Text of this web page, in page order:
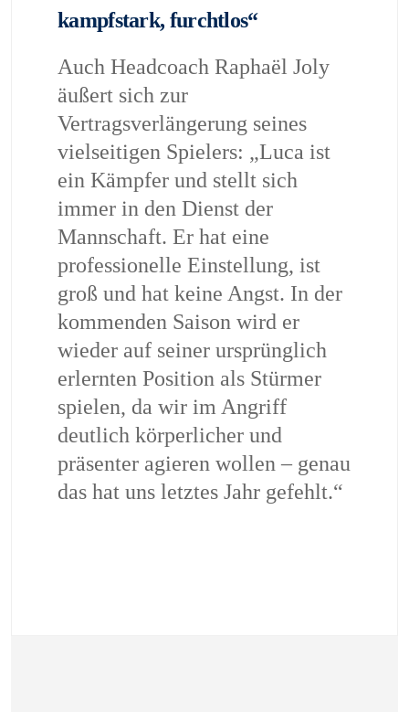
kampfstark, furchtlos“
Auch Headcoach Raphaël Joly
äußert sich zur
Vertragsverlängerung seines
vielseitigen Spielers: „Luca ist
ein Kämpfer und stellt sich
immer in den Dienst der
Mannschaft. Er hat eine
professionelle Einstellung, ist
groß und hat keine Angst. In der
kommenden Saison wird er
wieder auf seiner ursprünglich
erlernten Position als Stürmer
spielen, da wir im Angriff
deutlich körperlicher und
präsenter agieren wollen – genau
das hat uns letztes Jahr gefehlt.“